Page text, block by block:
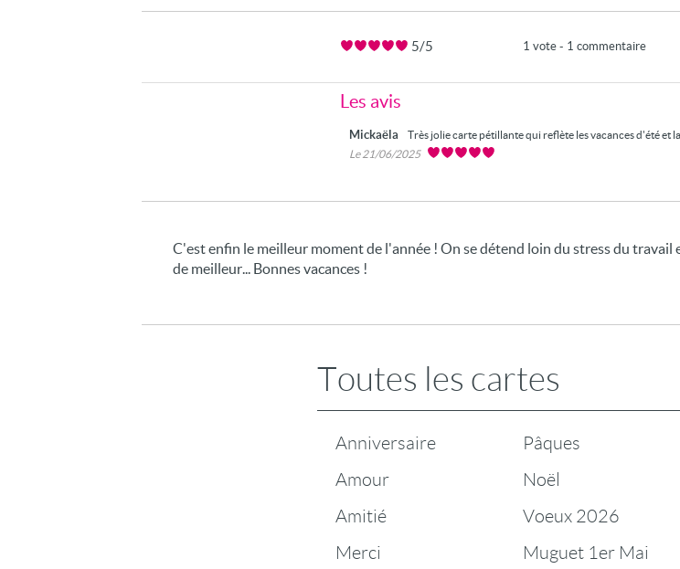
5/5 1 vote - 1 commentaire
Les avis
Mickaëla
Très jolie carte pétillante qui reflète les vacances d'été et
Le 21/06/2025
C'est enfin le meilleur moment de l'année ! On se détend loin du stress du
de meilleur... Bonnes vacances !
Toutes les cartes
Anniversaire
Amour
Amitié
Merci
Pâques
Noël
Voeux 2026
Muguet 1er Mai